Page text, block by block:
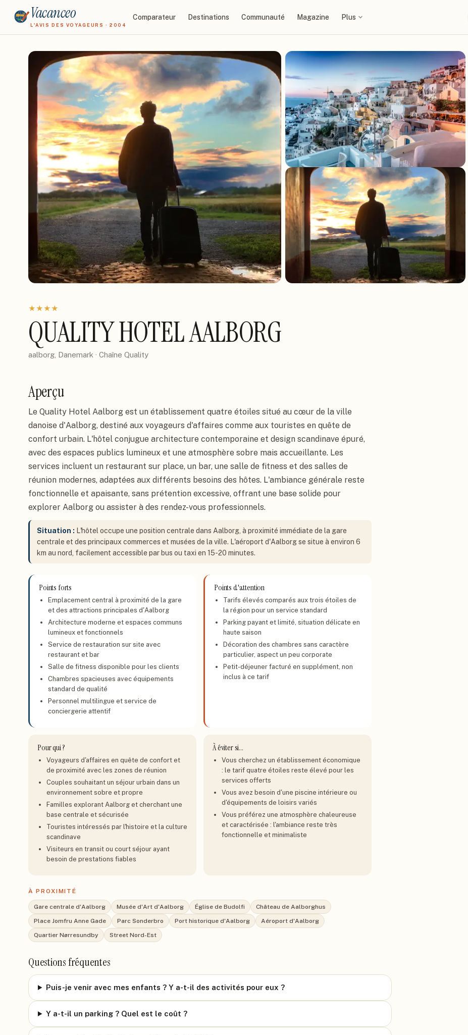
Vacanceo
L'AVIS DES VOYAGEURS · 2004
Comparateur Destinations Communauté Magazine Plus
★★★★
QUALITY HOTEL AALBORG
aalborg, Danemark · Chaîne Quality
Aperçu
Le Quality Hotel Aalborg est un établissement quatre étoiles situé au cœur de la ville
danoise d'Aalborg, destiné aux voyageurs d'affaires comme aux touristes en quête de
confort urbain. L'hôtel conjugue architecture contemporaine et design scandinave épuré,
avec des espaces publics lumineux et une atmosphère sobre mais accueillante. Les
services incluent un restaurant sur place, un bar, une salle de fitness et des salles de
réunion modernes, adaptées aux différents besoins des hôtes. L'ambiance générale reste
fonctionnelle et apaisante, sans prétention excessive, offrant une base solide pour
explorer Aalborg ou assister à des rendez-vous professionnels.
Situation : L'hôtel occupe une position centrale dans Aalborg, à proximité immédiate de la gare
centrale et des principaux commerces et musées de la ville. L'aéroport d'Aalborg se situe à environ 6
km au nord, facilement accessible par bus ou taxi en 15-20 minutes.
Points forts
Emplacement central à proximité de la gare
et des attractions principales d'Aalborg
Architecture moderne et espaces communs
lumineux et fonctionnels
Service de restauration sur site avec
restaurant et bar
Salle de fitness disponible pour les clients
Chambres spacieuses avec équipements
standard de qualité
Personnel multilingue et service de
conciergerie attentif
Points d'attention
Tarifs élevés comparés aux trois étoiles de
la région pour un service standard
Parking payant et limité, situation délicate en
haute saison
Décoration des chambres sans caractère
particulier, aspect un peu corporate
Petit-déjeuner facturé en supplément, non
inclus à ce tarif
Pour qui ?
Voyageurs d'affaires en quête de confort et
de proximité avec les zones de réunion
Couples souhaitant un séjour urbain dans un
environnement sobre et propre
Familles explorant Aalborg et cherchant une
base centrale et sécurisée
Touristes intéressés par l'histoire et la culture
scandinave
Visiteurs en transit ou court séjour ayant
besoin de prestations fiables
À éviter si…
Vous cherchez un établissement économique
: le tarif quatre étoiles reste élevé pour les
services offerts
Vous avez besoin d'une piscine intérieure ou
d'équipements de loisirs variés
Vous préférez une atmosphère chaleureuse
et caractérisée : l'ambiance reste très
fonctionnelle et minimaliste
À PROXIMITÉ
Gare centrale d'Aalborg Musée d'Art d'Aalborg Église de Budolfi
Château de Aalborghus
Place Jomfru Anne Gade
Parc Sonderbro Port historique d'Aalborg
Aéroport d'Aalborg
Quartier Nørresundby
Street Nord-Est
Questions fréquentes
Puis-je venir avec mes enfants ? Y a-t-il des activités pour eux ?
Y a-t-il un parking ? Quel est le coût ?